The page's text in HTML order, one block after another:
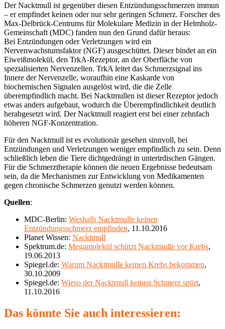
Der Nacktmull ist gegenüber diesen Entzündungsschmerzen immun
– er empfindet keinen oder nur sehr geringen Schmerz. Forscher des
Max-Delbrück-Centrums für Molekulare Medizin in der Helmholz-
Gemeinschaft (MDC) fanden nun den Grund dafür heraus:
Bei Entzündungen oder Verletzungen wird ein
Nervenwachstumsfaktor (NGF) ausgeschüttet. Dieser bindet an ein
Eiweißmolekül, den TrkA-Rezeptor, an der Oberfläche von
spezialisierten Nervenzellen. TrkA leitet das Schmerzsignal ins
Innere der Nervenzelle, woraufhin eine Kaskarde von
biochemischen Signalen ausgelöst wird, die die Zelle
überempfindlich macht. Bei Nacktmullen ist dieser Rezeptor jedoch
etwas anders aufgebaut, wodurch die Überempfindlichkeit deutlich
herabgesetzt wird. Der Nacktmull reagiert erst bei einer zehnfach
höheren NGF-Konzentration.
Für den Nacktmull ist es evolutionär gesehen sinnvoll, bei
Entzündungen und Verletzungen weniger empfindlich zu sein. Denn
schließlich leben die Tiere dichtgedrängt in unterirdischen Gängen.
Für die Schmerztherapie können die neuen Ergebnisse bedeutsam
sein, da die Mechanismen zur Entwicklung von Medikamenten
gegen chronische Schmerzen genutzt werden können.
Quellen:
MDC-Berlin: Weshalb Nacktmulle keinen
Entzündungsschmerz empfinden, 11.10.2016
Planet Wissen: Nacktmull
Spektrum.de: Megamolekül schützt Nacktmulle vor Krebs,
19.06.2013
Spiegel.de: Warum Nacktmulle keinen Krebs bekommen,
30.10.2009
Spiegel.de: Wieso der Nacktmull keinen Schmerz spürt,
11.10.2016
Das könnte Sie auch interessieren: